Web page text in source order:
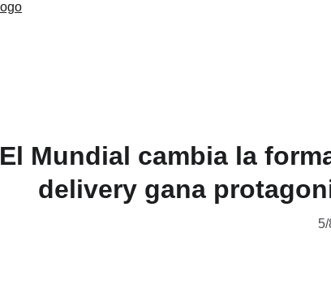
El Mundial cambia la
delivery gana